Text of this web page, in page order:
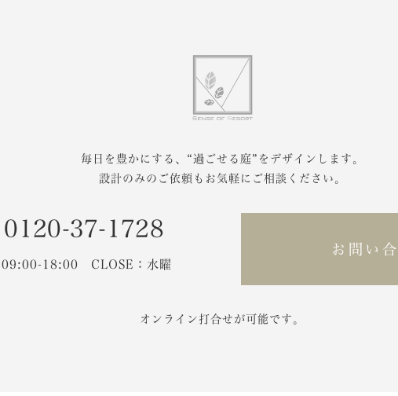
毎日を豊かにする、
“過ごせる庭”をデザインします。
設計のみのご依頼もお気軽にご相談ください。
0120-37-1728
09:00-18:00 CLOSE：水曜
お問い
オンライン打合せが可能です。